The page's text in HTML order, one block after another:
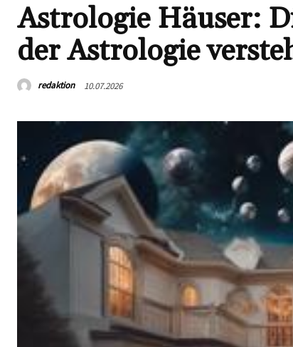
Astrologie Häuser:
der Astrologie
redaktion 10.07.2026